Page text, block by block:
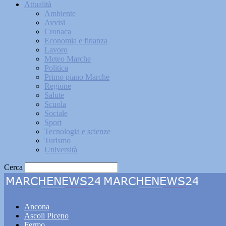
Attualità
Ambiente
Avvisi
Cronaca
Economia e finanza
Lavoro
Meteo Marche
Politica
Primo piano Marche
Regione
Salute
Scuola
Sociale
Sport
Tecnologia e scienze
Turismo
Università
Cerca
Ancona
Ascoli Piceno